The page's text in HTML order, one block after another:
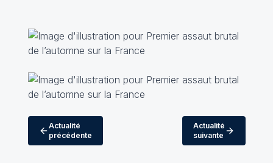
Actualité
précédente
Actualité
suivante